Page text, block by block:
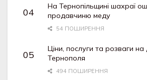
На Тернопільщині шахраї
продавчиню меду
54 ПОШИРЕННЯ
Ціни, послуги та розваги
Тернополя
494 ПОШИРЕННЯ